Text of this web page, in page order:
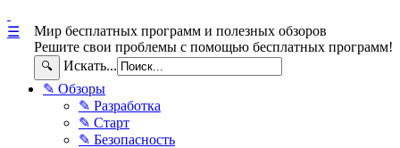
Мир бесплатных программ и полезных обзоров
Решите свои проблемы с помощью бесплатных программ!
🔍 Искать...
☰
✎ Обзоры
✎ Разработка
✎ Старт
✎ Безопасность